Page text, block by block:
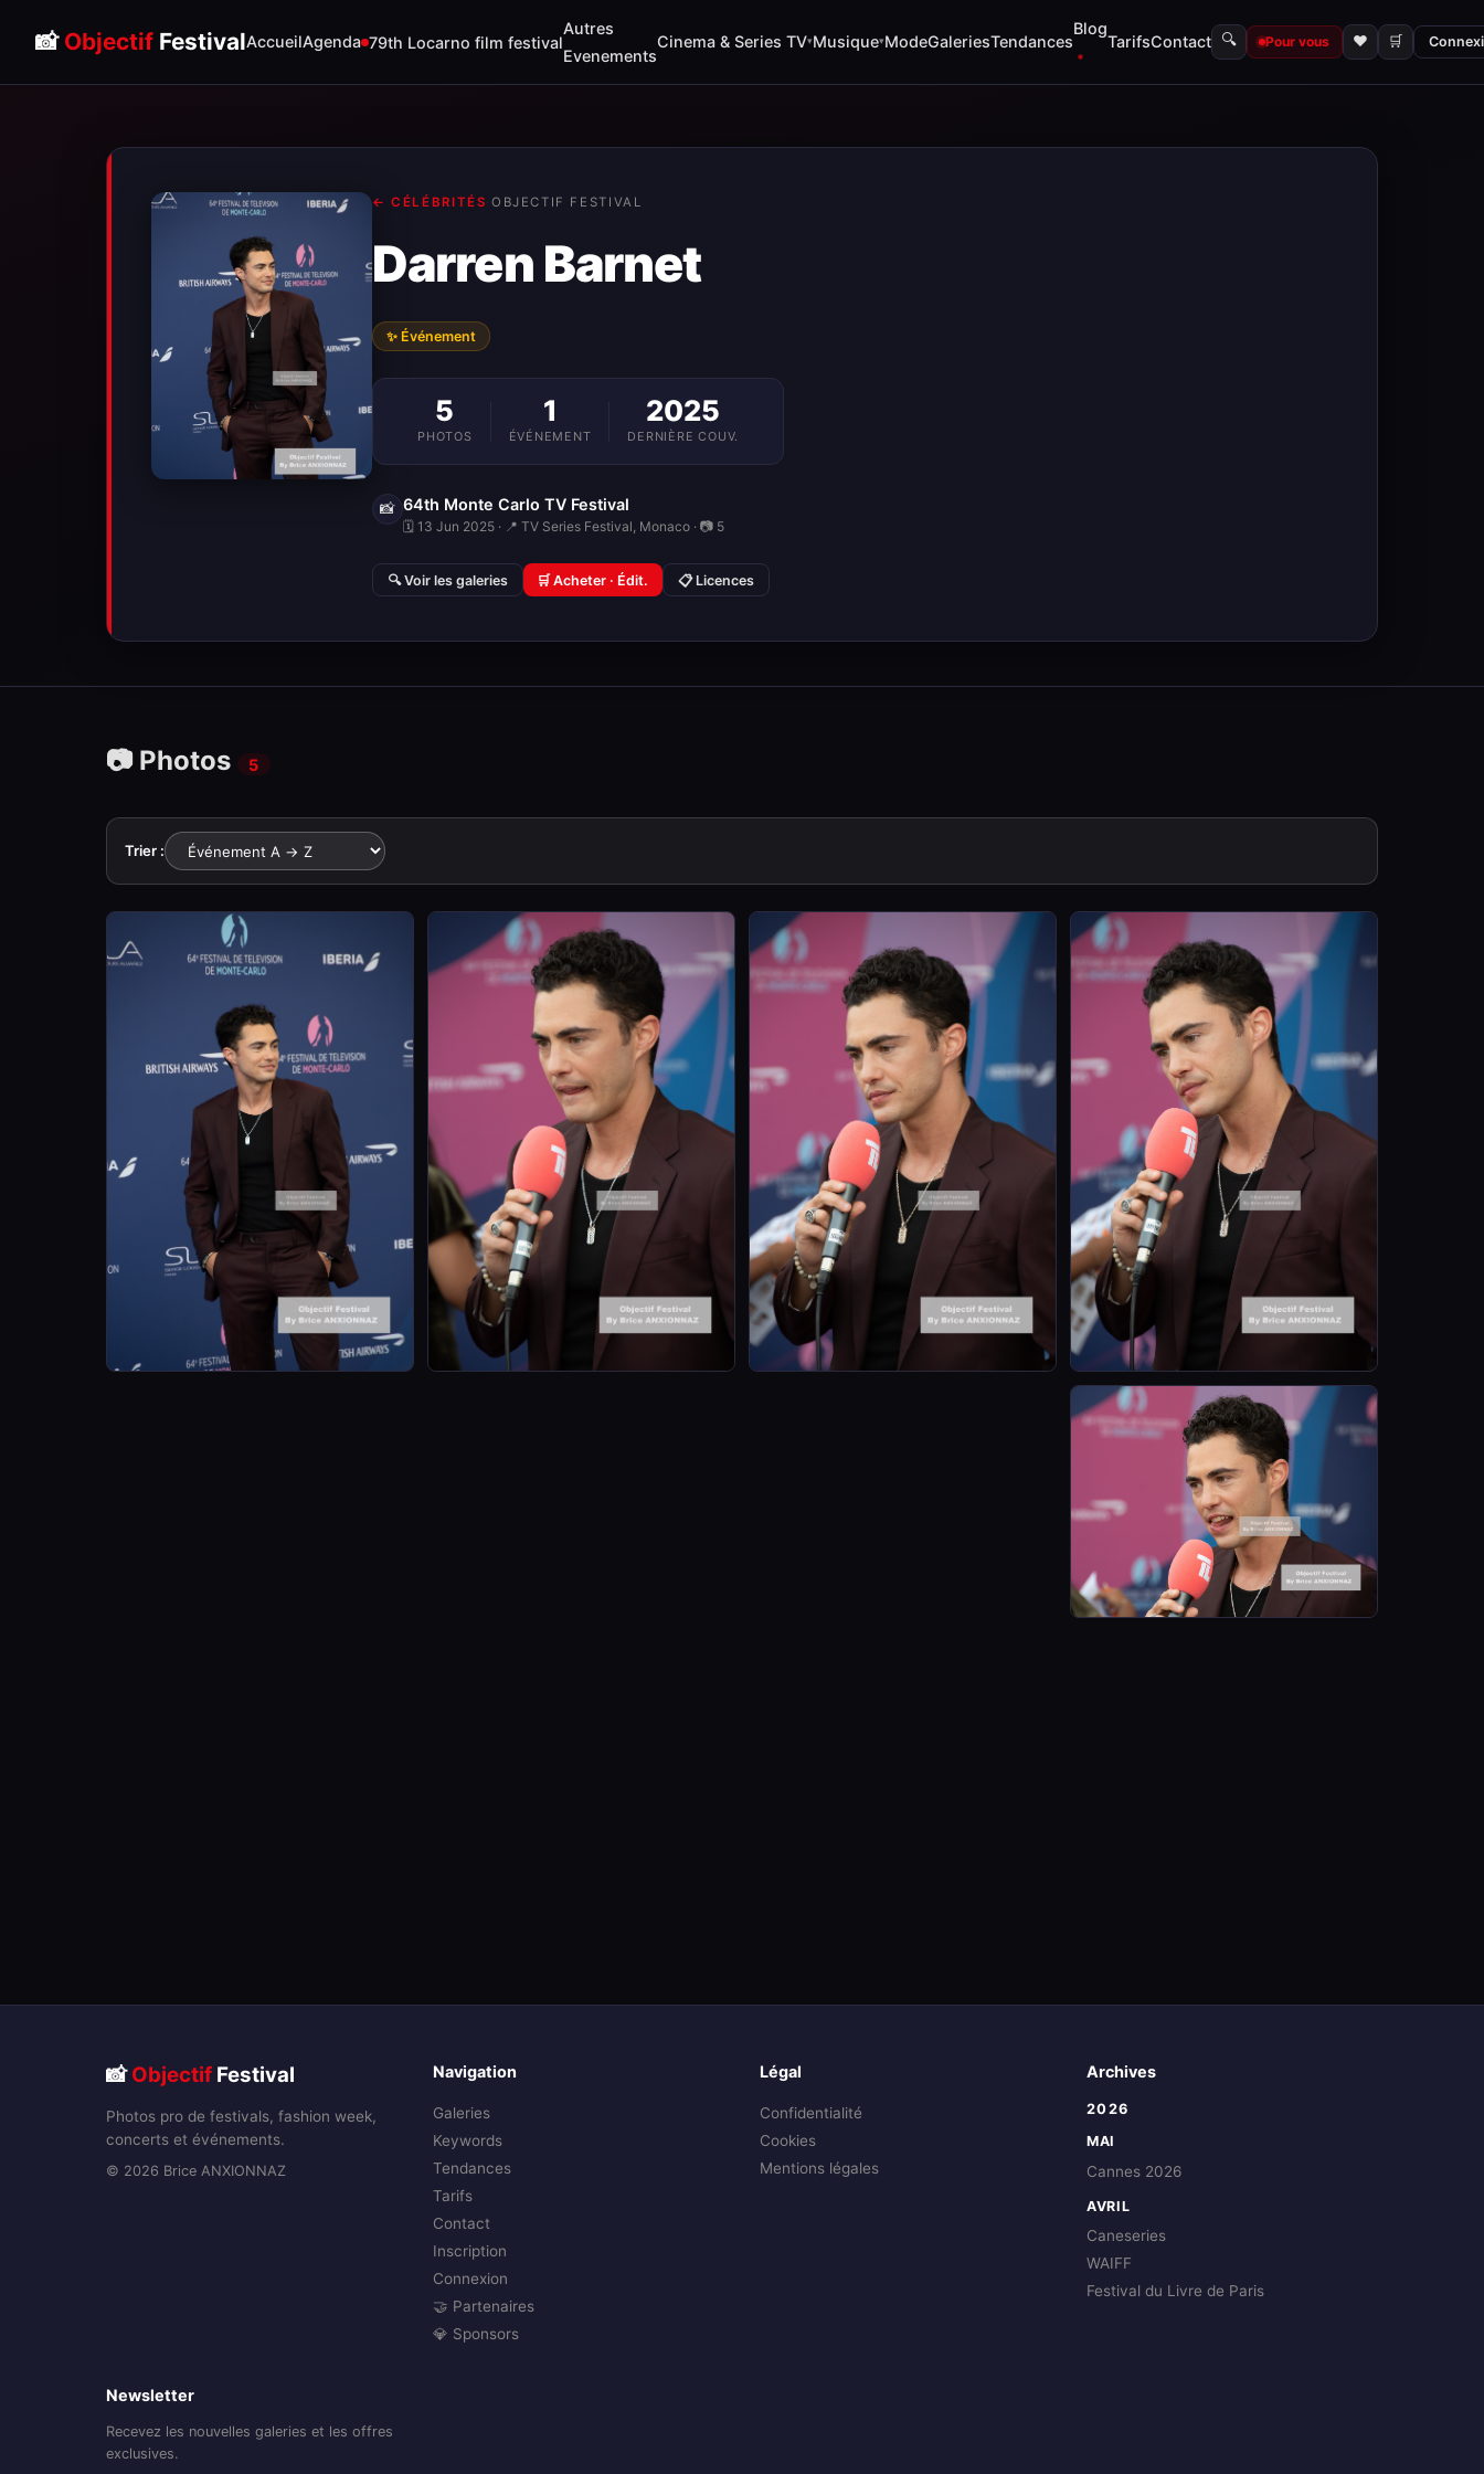
📸 Objectif FestivalAccueilAgenda 79th Locarno film festival
Autres
Evenements
Cinema & Series TV▾Musique▾ModeGaleriesTendances
Blog
TarifsContact 🔍 Pour vous ♥ 🛒
← CÉLÉBRITÉS· OBJECTIF FESTIVAL
Darren Barnet
✨ Événement
5
PHOTOS
1
ÉVÉNEMENT
2025
DERNIÈRE COUV.
📸 64th Monte Carlo TV Festival
🗓 13 Jun 2025 · 📍 TV Series Festival, Monaco · 📷 5
🔍 Voir les galeries 🛒 Acheter · Édit. 📋 Licences
📷 Photos 5
Trier :
📸Objectif Festival
Photos pro de festivals, fashion week,
concerts et événements.
© 2026 Brice ANXIONNAZ
Navigation
Galeries
Keywords
Tendances
Tarifs
Contact
Inscription
Connexion
🤝 Partenaires
💎 Sponsors
Légal
Confidentialité
Cookies
Mentions légales
Archives
2026
MAI
Cannes 2026
AVRIL
Caneseries
WAIFF
Festival du Livre de Paris
Newsletter
Recevez les nouvelles galeries et les offres
exclusives.